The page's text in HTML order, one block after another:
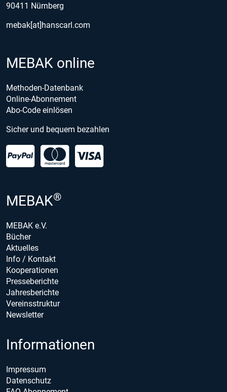
90411 Nürnberg
mebak[at]hanscarl.com
MEBAK online
Methoden-Datenbank
Online-Abonnement
Abo-Code einlösen
Sicher und bequem bezahlen
MEBAK®
MEBAK e.V.
Bücher
Aktuelles
Info / Kontakt
Kooperationen
Presseberichte
Jahresberichte
Vereinsstruktur
Newsletter
Informationen
Impressum
Datenschutz